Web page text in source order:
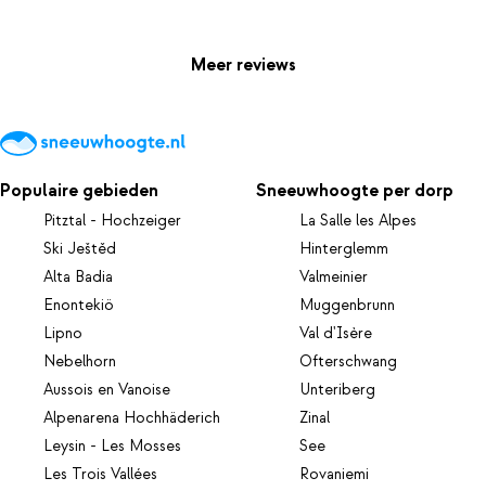
Meer reviews
Populaire gebieden
Pitztal - Hochzeiger
Ski Ještěd
Alta Badia
Enontekiö
Lipno
Nebelhorn
Aussois en Vanoise
Alpenarena Hochhäderich
Leysin - Les Mosses
Les Trois Vallées
Sneeuwhoogte per dorp
La Salle les Alpes
Hinterglemm
Valmeinier
Muggenbrunn
Val d'Isère
Ofterschwang
Unteriberg
Zinal
See
Rovaniemi